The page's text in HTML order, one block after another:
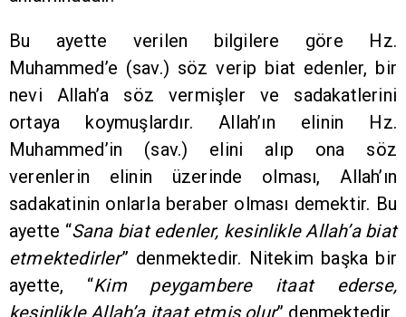
Bu ayette verilen bilgilere göre Hz.
Muhammed’e (sav.) söz verip biat edenler, bir
nevi Allah’a söz vermişler ve sadakatlerini
ortaya koymuşlardır. Allah’ın elinin Hz.
Muhammed’in (sav.) elini alıp ona söz
verenlerin elinin üzerinde olması, Allah’ın
sadakatinin onlarla beraber olması demektir. Bu
ayette “Sana biat edenler, kesinlikle Allah’a biat
etmektedirler” denmektedir. Nitekim başka bir
ayette, “Kim peygambere itaat ederse,